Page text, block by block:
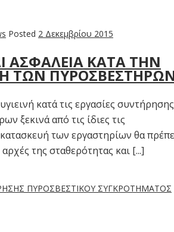
Posted 2 Δεκεμβρίου 2015
ΑΣΦΑΛΕΙΑ ΚΑΤΑ ΤΗΝ
ΤΩΝ
κατά τις εργασίες συντήρησης
ξεκινά από τις ίδιες τις
των εργαστηρίων θα
αρχές της σταθερότητας και [...]